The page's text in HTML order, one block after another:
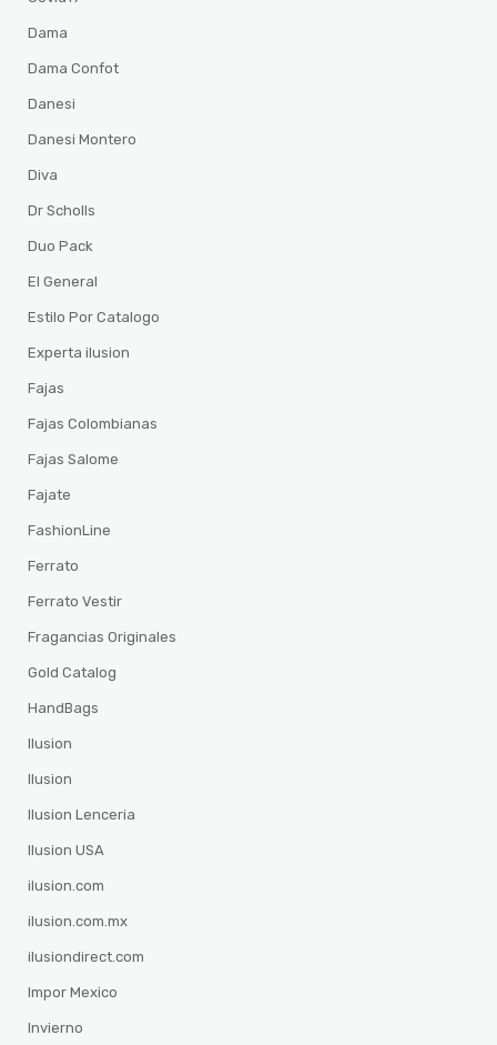
Dama
Dama Confot
Danesi
Danesi Montero
Diva
Dr Scholls
Duo Pack
El General
Estilo Por Catalogo
Experta ilusion
Fajas
Fajas Colombianas
Fajas Salome
Fajate
FashionLine
Ferrato
Ferrato Vestir
Fragancias Originales
Gold Catalog
HandBags
Ilusion
Ilusion
Ilusion Lenceria
Ilusion USA
ilusion.com
ilusion.com.mx
ilusiondirect.com
Impor Mexico
Invierno